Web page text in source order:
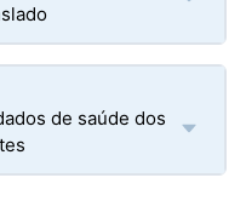
de saúde dos